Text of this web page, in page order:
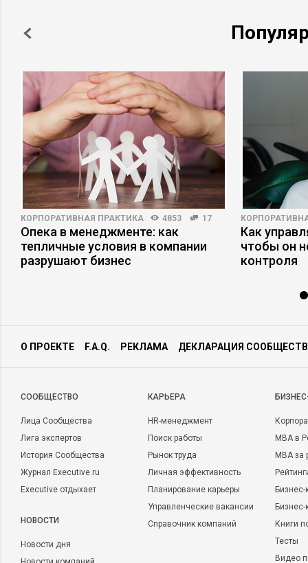
КОРПОРАТИВНАЯ ПРАКТИКА 4853 17
Опека в менеджменте: как
тепличные условия в компании
разрушают бизнес
Как
чтобы он
контроля
О ПРОЕКТЕ F.A.Q. РЕКЛАМА ДЕКЛАРАЦИЯ
CООБЩЕСТВО
Лица Сообщества
Лига экспертов
История Сообщества
Журнал Executive.ru
Executive отдыхает
НОВОСТИ
Новости дня
КАРЬЕРА
HR-менеджмент
Поиск работы
Рынок труда
Личная эффективность
Планирование карьеры
Управленческие вакансии
Справочник компаний
MBA в
MBA
Бизнес-
Книги
Тесты
Видео